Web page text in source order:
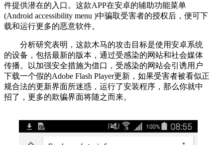
件提供潜在的入口。这款APP在安卓的辅助功能菜单
(Android accessibility menu )中骗取受害者的授权后，便可下
载和运行更多的恶意软件。
分析研究表明，这款木马的攻击目标是使用安卓系统
的设备，包括最新的版本，通过受感染的网站和社会媒体
传播。以加强安全措施为借口，受感染的网站会引诱用户
下载一个假的Adobe Flash Player更新，如果受害者被看似正
规合法的更新界面所迷惑，运行了安装程序，那么你就中
招了，更多的欺骗界面将随之而来。